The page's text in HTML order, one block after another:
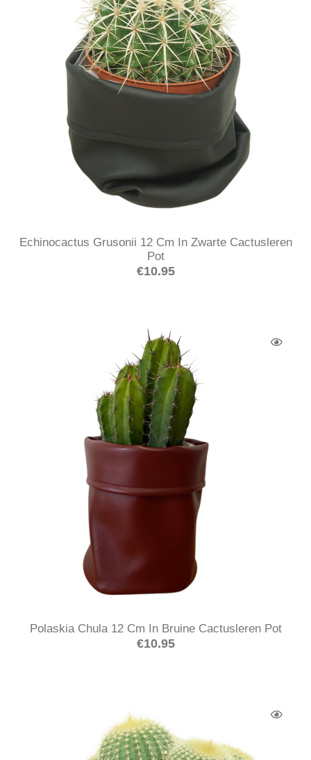
Echinocactus Grusonii 12 Cm In Zwarte Cactusleren
Pot
€10.95
Polaskia Chula 12 Cm In Bruine Cactusleren Pot
€10.95